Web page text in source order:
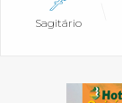
Sagitário